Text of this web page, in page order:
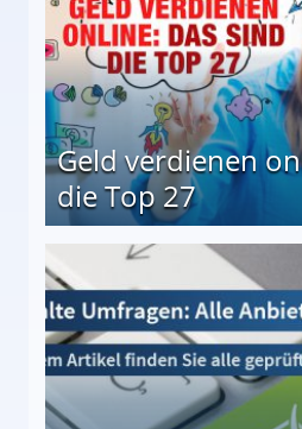
Geld verdienen
die Top 27